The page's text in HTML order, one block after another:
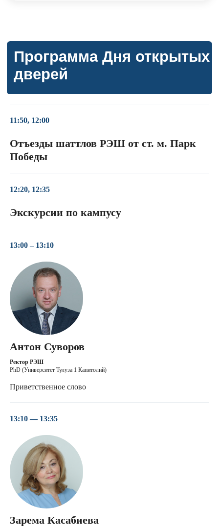
11:50, 12:00
Отъезды шаттлов РЭШ от ст. м. Парк
Победы
12:20, 12:35
Экскурсии по кампусу
13:00 – 13:10
Антон Суворов
Ректор РЭШ
PhD (Университет Тулуза 1 Капитолий)
Приветственное слово
13:10 — 13:35
Зарема Касабиева